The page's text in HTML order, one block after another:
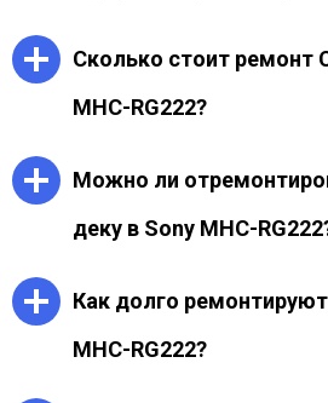
Сколько стоит ремонт
MHC-RG222?
составляет от 2500 до
случае необходимости
используемого
Можно ли
деку в Sony MHC-
возможно в
лентопротяжного
Как долго
MHC-RG222?